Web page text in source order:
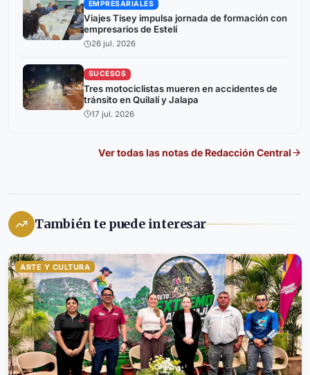
EMPRESARIALES
Viajes Tisey impulsa jornada de formación con
empresarios de Estelí
26 jul. 2026
SUCESOS
Tres motociclistas mueren en accidentes de
tránsito en Quilalí y Jalapa
17 jul. 2026
Ver todas las notas de Redacción Central
También te puede interesar
ARTE Y CULTURA